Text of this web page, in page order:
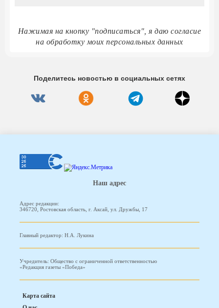
Нажимая на кнопку "подписаться", я даю согласие
на обработку моих персональных данных
Поделитесь новостью в социальных сетях
Наш адрес
Адрес редакции:
346720, Ростовская область, г. Аксай, ул. Дружбы, 17
Главный редактор: Н.А. Лукина
Учредитель: Общество с ограниченной ответственностью
«Редакция газеты «Победа»
Карта сайта